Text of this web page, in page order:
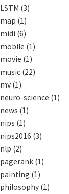
LSTM (3)
map (1)
midi (6)
mobile (1)
movie (1)
music (22)
mv (1)
neuro-science (1)
news (1)
nips (1)
nips2016 (3)
nlp (2)
pagerank (1)
painting (1)
philosophy (1)